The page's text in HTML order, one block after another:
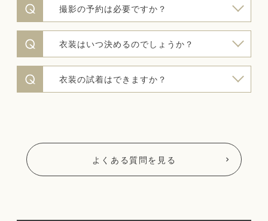
撮影の予約は必要ですか？
衣装はいつ決めるのでしょうか？
衣装の試着はできますか？
よくある質問を見る